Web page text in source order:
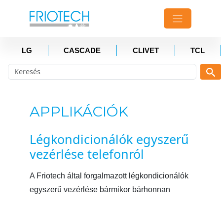
LG CASCADE CLIVET TCL
APPLIKÁCIÓK
Légkondicionálók egyszerű
vezérlése telefonról
A Friotech által forgalmazott légkondicionálók
egyszerű vezérlése bármikor bárhonnan